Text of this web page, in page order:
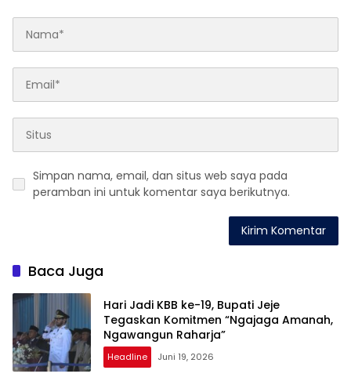
Simpan nama, email, dan situs web saya pada
peramban ini untuk komentar saya berikutnya.
Baca Juga
Hari Jadi KBB ke-19, Bupati Jeje
Tegaskan Komitmen “Ngajaga Amanah,
Ngawangun Raharja”
Headline Juni 19, 2026